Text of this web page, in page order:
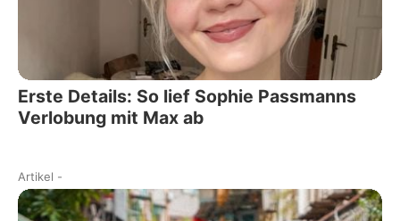
Erste Details: So lief Sophie Passmanns
Verlobung mit Max ab
Artikel -